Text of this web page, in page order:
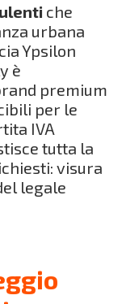
che
urbana
Ypsilon
è
premium
per le
IVA
tutta la
visura
legale